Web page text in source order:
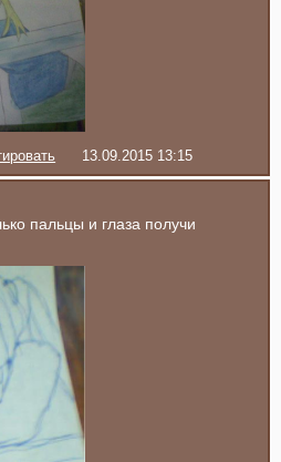
13.09.2015 13:15
пальцы и глаза получи